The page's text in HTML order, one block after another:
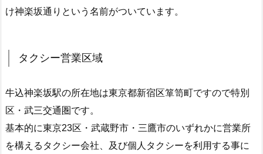
け神楽坂通りという名前がついています。
タクシー営業区域
牛込神楽坂駅の所在地は東京都新宿区箪笥町ですので特別
区・武三交通圏です。
基本的に東京23区・武蔵野市・三鷹市のいずれかに営業所
を構えるタクシー会社、及び個人タクシーを利用する事に